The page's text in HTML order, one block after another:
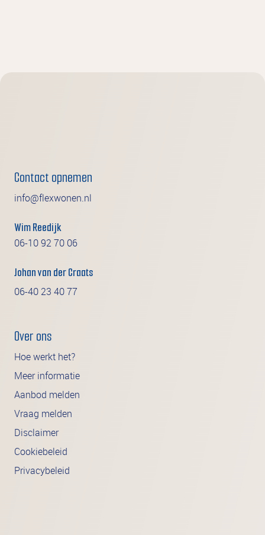
Contact opnemen
info@flexwonen.nl
Wim Reedijk
06-10 92 70 06
Johan van der Craats
06-40 23 40 77
Over ons
Hoe werkt het?
Meer informatie
Aanbod melden
Vraag melden
Disclaimer
Cookiebeleid
Privacybeleid